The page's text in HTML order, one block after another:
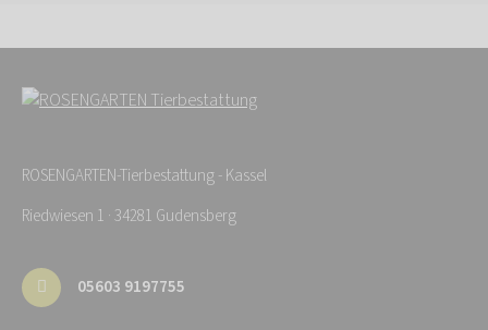
ROSENGARTEN-Tierbestattung - Kassel
Riedwiesen 1 · 34281 Gudensberg
05603 9197755